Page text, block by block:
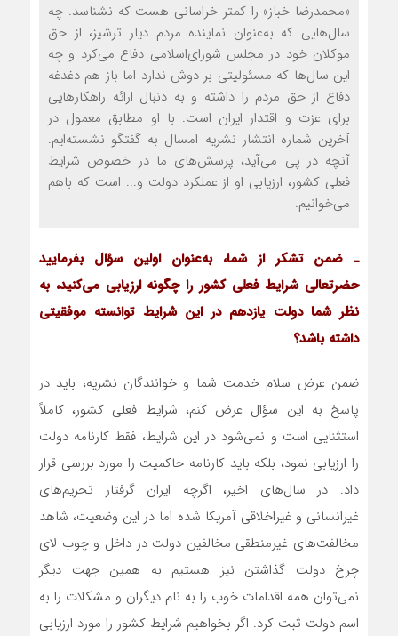
«محمدرضا خباز» را کمتر خراسانی هست که نشناسد. چه
سال‌هایی که به‌عنوان نماینده مردم دیار ترشیز، از حق
موکلان خود در مجلس شورای‌اسلامی دفاع می‌کرد و چه
این سال‌ها که مسئولیتی بر دوش ندارد اما باز هم دغدغه
دفاع از حق مردم را داشته و به دنبال ارائه راهکارهایی
برای عزت و اقتدار ایران است. با او مطابق معمول در
آخرین شماره انتشار نشریه امسال به گفتگو نشسته‌ایم.
آنچه در پی می‌آید، پرسش‌های ما در خصوص شرایط
فعلی کشور، ارزیابی او از عملکرد دولت و... است که باهم
می‌خوانیم.
ـ ضمن تشکر از شما، به‌عنوان اولین سؤال بفرمایید
حضرتعالی شرایط فعلی کشور را چگونه ارزیابی می‌کنید، به
نظر شما دولت یازدهم در این شرایط توانسته موفقیتی
داشته باشد؟
ضمن عرض سلام خدمت شما و خوانندگان نشریه، باید در
پاسخ به این سؤال عرض کنم، شرایط فعلی کشور، کاملاً
استثنایی است و نمی‌شود در این شرایط، فقط کارنامه دولت
را ارزیابی نمود، بلکه باید کارنامه حاکمیت را مورد بررسی قرار
داد. در سال‌های اخیر، اگرچه ایران گرفتار تحریم‌های
غیرانسانی و غیراخلاقی آمریکا شده اما در این وضعیت، شاهد
مخالفت‌های غیرمنطقی مخالفین دولت در داخل و چوب لای
چرخ دولت گذاشتن نیز هستیم به همین جهت دیگر
نمی‌توان همه اقدامات خوب را به نام دیگران و مشکلات را به
اسم دولت ثبت کرد. اگر بخواهیم شرایط کشور را مورد ارزیابی